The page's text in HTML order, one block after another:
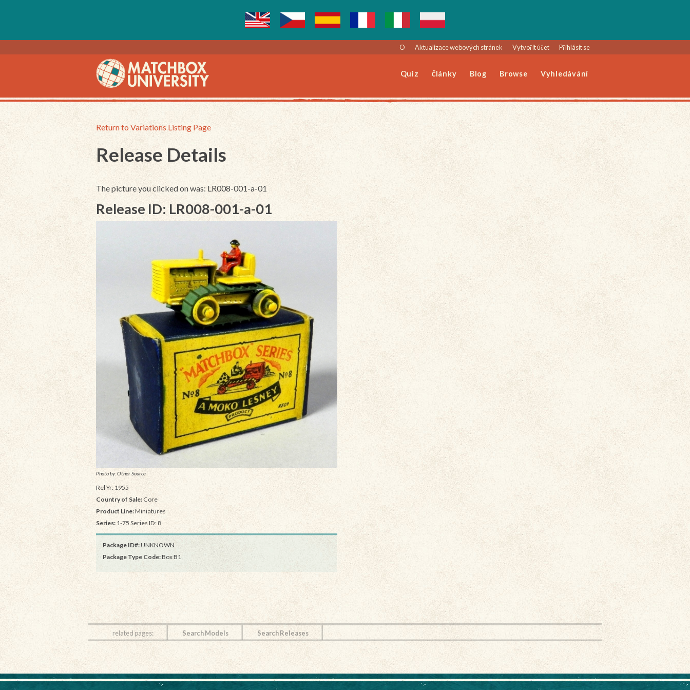
O Aktualizace webových stránek Vytvořit účet Přihlásit se
Quiz Články Blog Browse Vyhledávání
Return to Variations Listing Page
Release Details
The picture you clicked on was: LR008-001-a-01
Release ID: LR008-001-a-01
Photo by: Other Source
Rel Yr: 1955
Country of Sale:Core
Product Line:Miniatures
Series: 1-75 Series ID: 8
Package ID#:UNKNOWN
Package Type Code:Box B1
related pages: Search Models Search Releases